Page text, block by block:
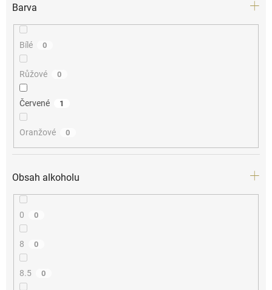
Barva
Bílé 0
Růžové 0
Červené 1
Oranžové 0
Obsah alkoholu
0 0
8 0
8.5 0